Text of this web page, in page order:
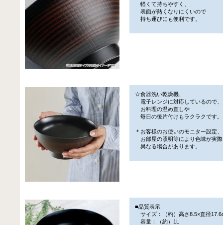
軽くて持ちやすく、
表面が熱くなりにくいので
持ち運びにも便利です。
☆食器洗い乾燥機、
電子レンジに対応しているので、
お料理の温め直しや
毎日の後片付けもラクラクです。
＊お客様のお使いのモニター設定、
お部屋の照明等により色味が実
異なる場合があります。
■品質表示
サイズ：（約）高さ8.5×直径
容量：（約）1L